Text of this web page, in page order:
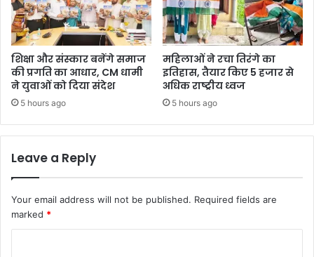
शिक्षा और संस्कार बनेंगे समाज
की प्रगति का आधार, CM धामी
ने युवाओं को दिया संदेश
5 hours ago
महिलाओं ने रचा तिरंगे का
इतिहास, तैयार किए 5 हजार से
अधिक राष्ट्रीय ध्वज
5 hours ago
Leave a Reply
Your email address will not be published. Required fields are
marked *